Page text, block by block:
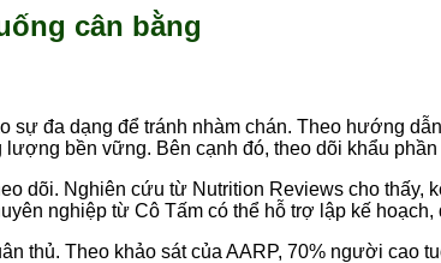
cân bằng
đa dạng để tránh nhàm chán. Theo hướng
bền vững. Bên cạnh đó, theo dõi khẩu
dõi. Nghiên cứu từ Nutrition Reviews cho thấy,
nghiệp từ Cô Tấm có thể hỗ trợ lập kế hoạch,
thủ. Theo khảo sát của AARP, 70% người cao